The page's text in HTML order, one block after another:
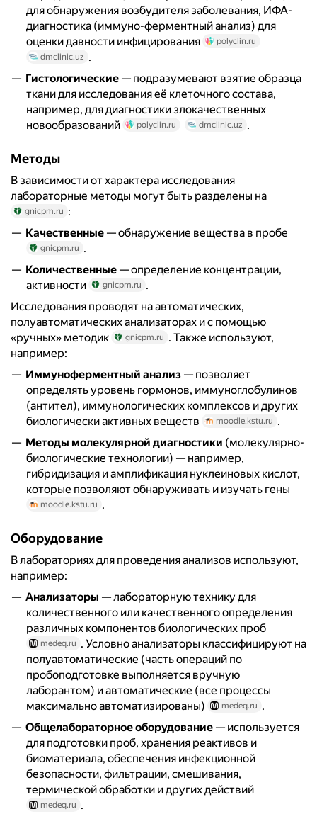
для обнаружения возбудителя заболевания, ИФА-
диагностика (иммуно-ферментный анализ) для
оценки давности инфицирования
polyclin.ru
dmclinic.uz .
Гистологические — подразумевают взятие образца
ткани для исследования её клеточного состава,
например, для диагностики злокачественных
новообразований
polyclin.ru dmclinic.uz .
Методы
В зависимости от характера исследования
лабораторные методы могут быть разделены на
gnicpm.ru :
Качественные — обнаружение вещества в пробе
gnicpm.ru .
Количественные — определение концентрации,
активности
gnicpm.ru .
Исследования проводят на автоматических,
полуавтоматических анализаторах и с помощью
«ручных» методик
gnicpm.ru . Также используют,
например:
Иммуноферментный анализ — позволяет
определять уровень гормонов, иммуноглобулинов
(антител), иммунологических комплексов и других
биологически активных веществ
moodle.kstu.ru .
Методы молекулярной диагностики (молекулярно-
биологические технологии) — например,
гибридизация и амплификация нуклеиновых кислот,
которые позволяют обнаруживать и изучать гены
moodle.kstu.ru .
Оборудование
В лабораториях для проведения анализов используют,
например:
Анализаторы — лабораторную технику для
количественного или качественного определения
различных компонентов биологических проб
medeq.ru . Условно анализаторы классифицируют на
полуавтоматические (часть операций по
пробоподготовке выполняется вручную
лаборантом) и автоматические (все процессы
максимально автоматизированы)
medeq.ru .
Общелабораторное оборудование — используется
для подготовки проб, хранения реактивов и
биоматериала, обеспечения инфекционной
безопасности, фильтрации, смешивания,
термической обработки и других действий
medeq.ru .